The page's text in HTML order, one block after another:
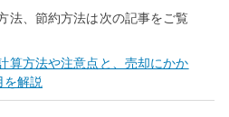
法、節約方法は次の記事をご覧
算方法や注意点と、売却にかか
解説